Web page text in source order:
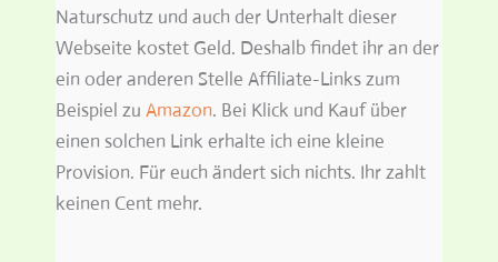
Naturschutz und auch der Unterhalt dieser
Webseite kostet Geld. Deshalb findet ihr an der
ein oder anderen Stelle Affiliate-Links zum
Beispiel zu Amazon. Bei Klick und Kauf über
einen solchen Link erhalte ich eine kleine
Provision. Für euch ändert sich nichts. Ihr zahlt
keinen Cent mehr.